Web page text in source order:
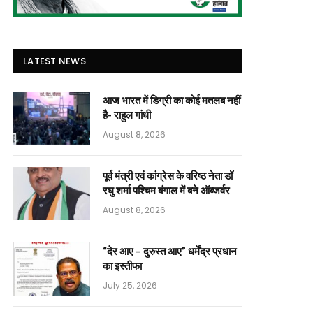
LATEST NEWS
आज भारत में डिग्री का कोई मतलब नहीं
है- राहुल गांधी
August 8, 2026
पूर्व मंत्री एवं कांग्रेस के वरिष्ठ नेता डॉ
रघु शर्मा पश्चिम बंगाल में बने ऑब्जर्वर
August 8, 2026
“देर आए – दुरुस्त आए” धर्मेंद्र प्रधान
का इस्तीफा
July 25, 2026